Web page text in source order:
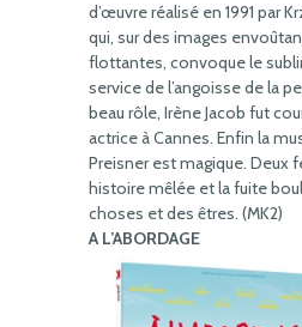
d’œuvre réalisé en 1991 par
qui, sur des images
flottantes, convoque le
service de l’angoisse de la
beau rôle, Irène Jacob fut
actrice à Cannes. Enfin la
Preisner est magique. Deux
histoire mêlée et la fuite
choses et des êtres. (MK2)
A L’ABORDAGE